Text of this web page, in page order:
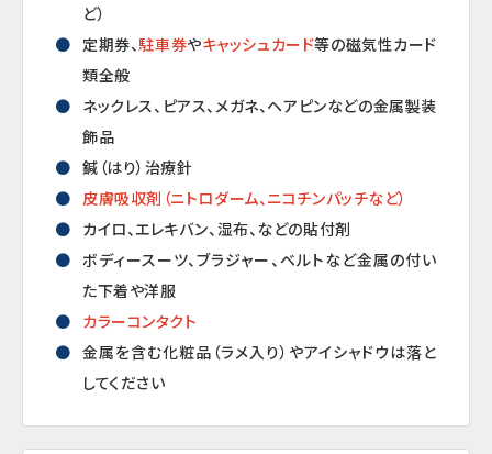
ど）
定期券、駐車券やキャッシュカード等の磁気性カード
類全般
ネックレス、ピアス、メガネ、ヘアピンなどの金属製装
飾品
鍼（はり）治療針
皮膚吸収剤（ニトロダーム、ニコチンパッチなど）
カイロ、エレキバン、湿布、などの貼付剤
ボディースーツ、ブラジャー、ベルトなど金属の付い
た下着や洋服
カラーコンタクト
金属を含む化粧品（ラメ入り）やアイシャドウは落と
してください